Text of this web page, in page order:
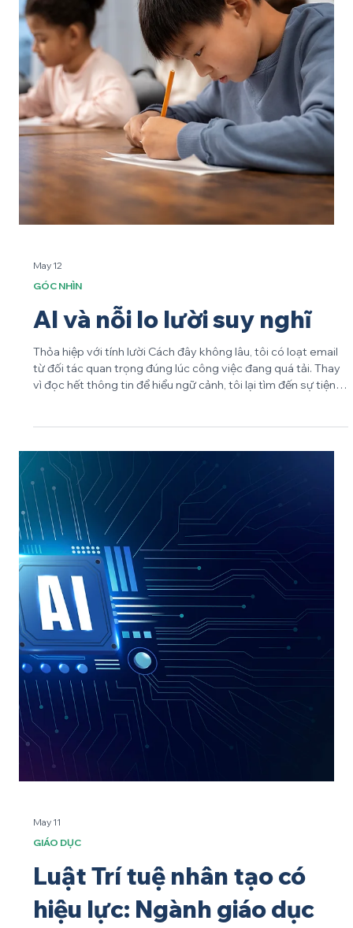
Theo lộ trình của Bộ GD&ĐT, thí điểm AI sẽ là cơ sở đánh giá,
từ đó thống nhất định hướng phù hợp cho các cấp phổ
thông. Thí điểm hiện được thực hiện cho học sinh bậc THPT
và THCS. Theo nhận định của ông Hồ Đức Thắng, Viện
trưởng Viện Công nghệ số và Chuyển đổi số Quốc gia, việc
áp dụng cho cấp tiểu học được xem là cần thiết nhưng cần
thực hiện thận trọng. Mở rộng cho bậc tiểu học Giảng dạy AI
được xem là cần thiết khi hoàn toàn thích ứng với khung nội
dung của Bộ GD&ĐT. Tuy
May 12
GÓC NHÌN
AI và nỗi lo lười suy nghĩ
Thỏa hiệp với tính lười Cách đây không lâu, tôi có loạt email
từ đối tác quan trọng đúng lúc công việc đang quá tải. Thay
vì đọc hết thông tin để hiểu ngữ cảnh, tôi lại tìm đến sự tiện
lợi quen thuộc, đặt lệnh AI tóm tắt ý chính và gợi ý phản hồi.
Ngay lập tức, tôi cảm thấy áy náy. Tôi nhận ra mình đang
nhượng bộ. Nhờ chính cảm giác này một lần nữa củng cố
nguyên tắc mà giờ đây, tôi phải dùng nhiều nỗ lực để tuân
thủ: chỉ sử dụng AI sau khi đã tư duy, tự mình sắp xếp những
th